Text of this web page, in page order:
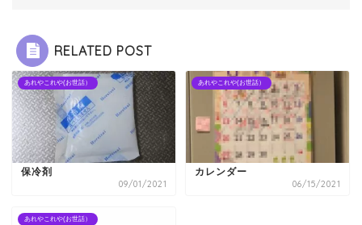
RELATED POST
あれやこれや(お世話）
保冷剤
09/01/2021
あれやこれや(お世話）
カレンダー
06/15/2021
あれやこれや(お世話）